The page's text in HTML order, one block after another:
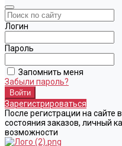
Логин
Пароль
Запомнить меня
Забыли пароль?
Зарегистрироваться
После регистрации на сайте
состояния заказов, личный
возможности